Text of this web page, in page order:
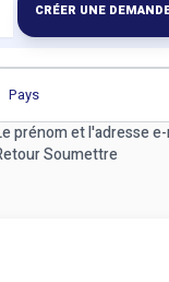
prénom et l'adresse
Soumettre
CRÉER UNE